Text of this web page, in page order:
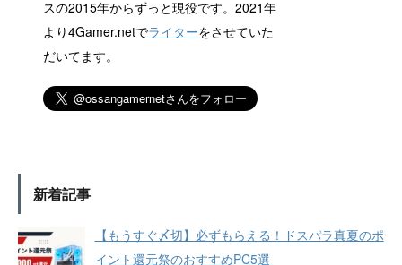
スの2015年からずっと現役です。2021年
より4Gamer.netでライターをさせていた
だいてます。
新着記事
【もうすぐ〆切】必ずもらえる！ドスパラ真夏のポ
イント還元祭のおすすめPC5選